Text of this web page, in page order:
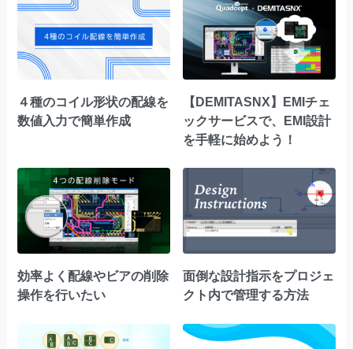
４種のコイル形状の配線を
数値入力で簡単作成
【DEMITASNX】EMIチェ
ックサービスで、EMI設計
を手軽に始めよう！
効率よく配線やビアの削除
操作を行いたい
面倒な設計指示をプロジェ
クト内で管理する方法